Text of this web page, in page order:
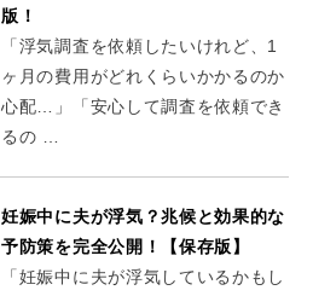
版！
「浮気調査を依頼したいけれど、1
ヶ月の費用がどれくらいかかるのか
心配…」「安心して調査を依頼でき
るの …
妊娠中に夫が浮気？兆候と効果的な
予防策を完全公開！【保存版】
「妊娠中に夫が浮気しているかもし